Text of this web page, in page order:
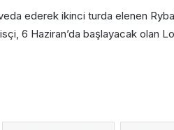
ederek ikinci turda elenen
6 Haziran’da başlayacak olan